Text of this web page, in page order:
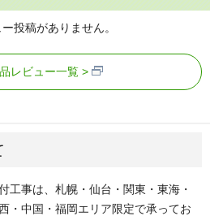
投稿がありません。
レビュー一覧
工事は、札幌・仙台・関東・東海・
・中国・福岡エリア限定で承ってお